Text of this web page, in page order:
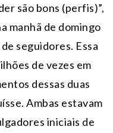
são bons (perfis)”,
manhã de domingo
seguidores. Essa
de vezes em
dessas duas
Ambas estavam
iniciais de